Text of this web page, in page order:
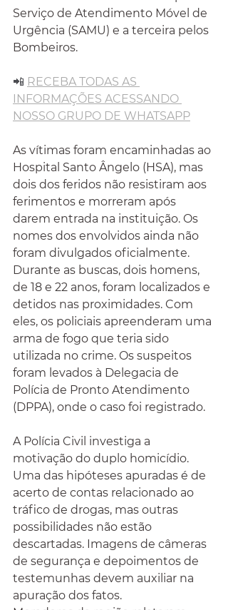
Serviço de Atendimento Móvel de
Urgência (SAMU) e a terceira pelos
Bombeiros.
📲 RECEBA TODAS AS
INFORMAÇÕES ACESSANDO
NOSSO GRUPO DE WHATSAPP
As vítimas foram encaminhadas ao
Hospital Santo Ângelo (HSA), mas
dois dos feridos não resistiram aos
ferimentos e morreram após
darem entrada na instituição. Os
nomes dos envolvidos ainda não
foram divulgados oficialmente.
Durante as buscas, dois homens,
de 18 e 22 anos, foram localizados e
detidos nas proximidades. Com
eles, os policiais apreenderam uma
arma de fogo que teria sido
utilizada no crime. Os suspeitos
foram levados à Delegacia de
Polícia de Pronto Atendimento
(DPPA), onde o caso foi registrado.
A Polícia Civil investiga a
motivação do duplo homicídio.
Uma das hipóteses apuradas é de
acerto de contas relacionado ao
tráfico de drogas, mas outras
possibilidades não estão
descartadas. Imagens de câmeras
de segurança e depoimentos de
testemunhas devem auxiliar na
apuração dos fatos.